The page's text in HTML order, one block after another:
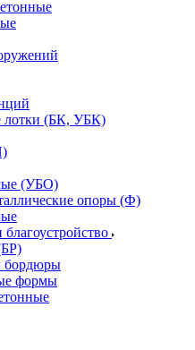
лотки (БК, УБК)
(УБО)
опоры (Ф)
бордюры
формы